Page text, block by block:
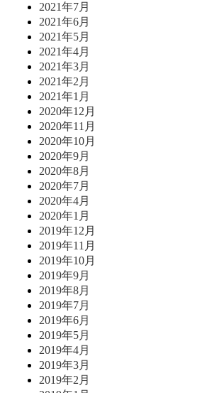
2021年7月
2021年6月
2021年5月
2021年4月
2021年3月
2021年2月
2021年1月
2020年12月
2020年11月
2020年10月
2020年9月
2020年8月
2020年7月
2020年4月
2020年1月
2019年12月
2019年11月
2019年10月
2019年9月
2019年8月
2019年7月
2019年6月
2019年5月
2019年4月
2019年3月
2019年2月